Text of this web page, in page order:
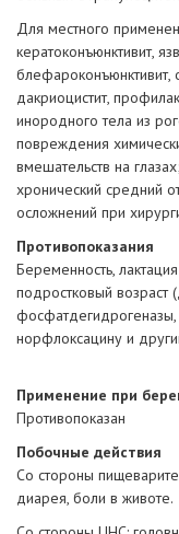
Для местного
кератоконъюнктивит,
дакриоцистит,
инородного тела из
повреждения
вмешательств на
хронический средний
осложнений при
Противопоказания
Беременность,
подростковый
фосфатдегидрогеназы,
норфлоксацину и
Применение при
Противопоказан
Побочные действия
Со стороны
диарея, боли в животе.